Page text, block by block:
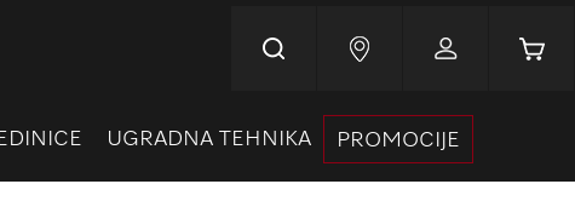
UGRADNA TEHNIKA PROMOCIJE